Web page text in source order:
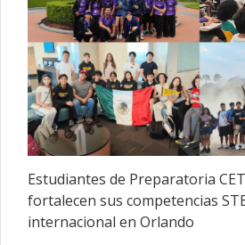
Estudiantes de Preparatoria
fortalecen sus competencias
internacional en Orlando